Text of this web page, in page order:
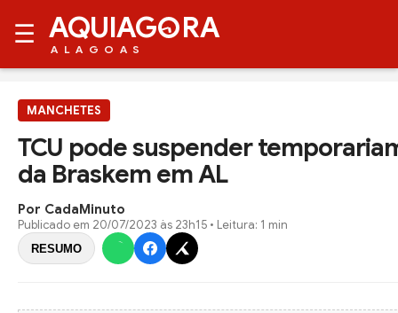
☰ AQUIAG RA
ALAGOAS
MANCHETES
TCU pode suspender
da Braskem em AL
Por CadaMinuto
Publicado em 20/07/2023 às 23h15 • Leitura: 1 min
RESUMO